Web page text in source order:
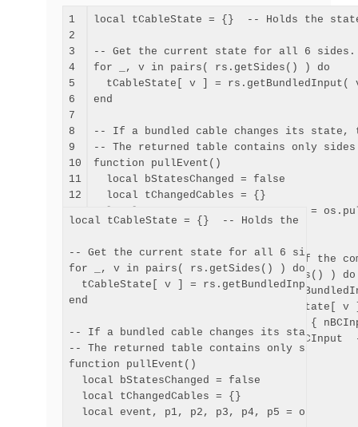
1
2
3
4
5
6
7
8
9
10
11
12
14
17
19
23
local tCableState = {} -- Holds the
-- Get the current state for all 6
for _, v in pairs ( rs.getSides ( ) )
do
tCableState [ v ] = rs.getBundledInput (
end
-- If a bundled cable changes its state,
-- The returned table contains only
function pullEvent ( )
local bStatesChanged = false
local tChangedCables = {}
local
event, p1, p2, p3, p4, p5 =
-- Iterate over all
sides of the
for _, v in pairs( rs.getSides ( ) )
do
local
nBCInput =
nBCInput ~= tCableState [ v
{
tCableState[ v ] = nBCInput
bStatesChanged = true
end
end
end
local tCableState = {}  -- Holds the state of
-- Get the current state for all 6 sides.
for _, v in pairs( rs.getSides() ) do
  tCableState[ v ] = rs.getBundledInput( v )
end
-- If a bundled cable changes its state,
-- The returned table contains only sides
function pullEvent()
  local bStatesChanged = false
  local tChangedCables = {}
local event, p1, p2, p3, p4, p5 =